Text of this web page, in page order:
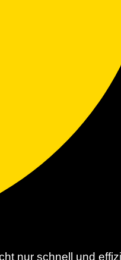
nur schnell und